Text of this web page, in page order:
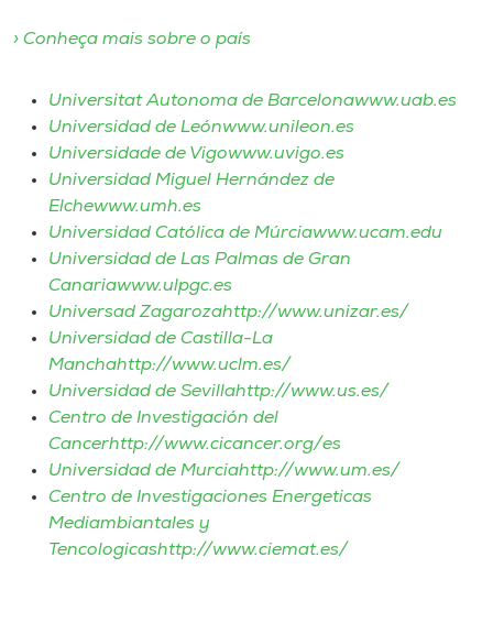
I.nova
Diplomados
Cultura
CPA
Biblioteca
Editora
Rádio
Museu
› Conheça mais sobre o país
Universitat Autonoma de Barcelonawww.uab.es
Universidad de Leónwww.unileon.es
Universidade de Vigowww.uvigo.es
Universidad Miguel Hernández de
Elchewww.umh.es
Universidad Católica de Múrciawww.ucam.edu
Universidad de Las Palmas de Gran
Canariawww.ulpgc.es
Universad Zagarozahttp://www.unizar.es/
Universidad de Castilla-La
Manchahttp://www.uclm.es/
Universidad de Sevillahttp://www.us.es/
Centro de Investigación del
Cancerhttp://www.cicancer.org/es
Universidad de Murciahttp://www.um.es/
Centro de Investigaciones Energeticas
Mediambiantales y
Tencologicashttp://www.ciemat.es/